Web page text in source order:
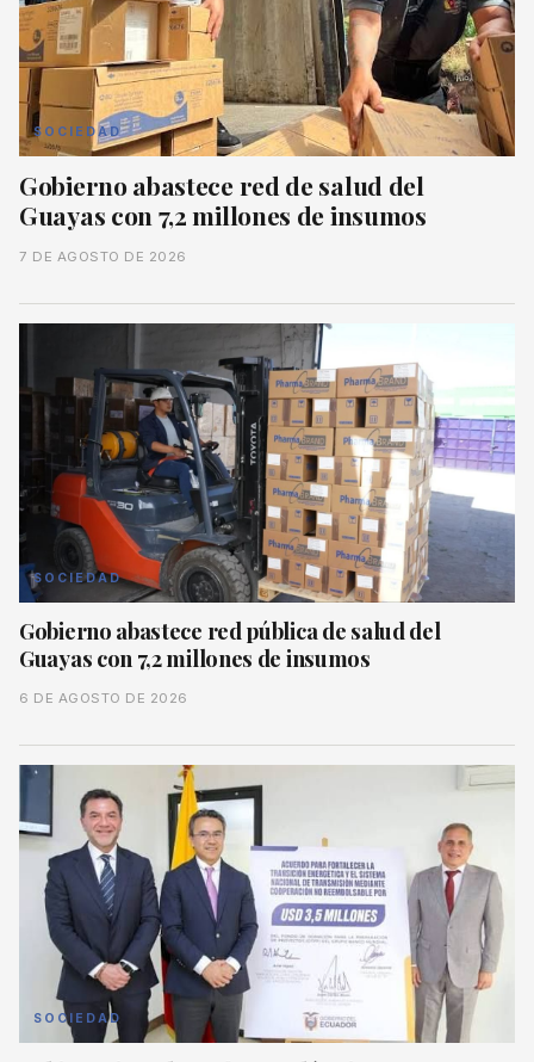
SOCIEDAD
Gobierno abastece red de salud del
Guayas con 7,2 millones de insumos
7 DE AGOSTO DE 2026
SOCIEDAD
Gobierno abastece red pública de salud del
Guayas con 7,2 millones de insumos
6 DE AGOSTO DE 2026
SOCIEDAD